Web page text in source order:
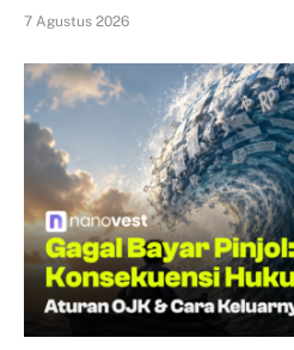
7 Agustus 2026